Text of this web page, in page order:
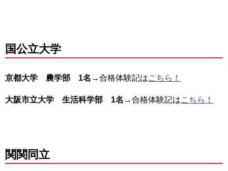
国公立大学
京都大学 農学部 1名 →合格体験記はこちら！
大阪市立大学 生活科学部 1名 →合格体験記はこちら！
関関同立